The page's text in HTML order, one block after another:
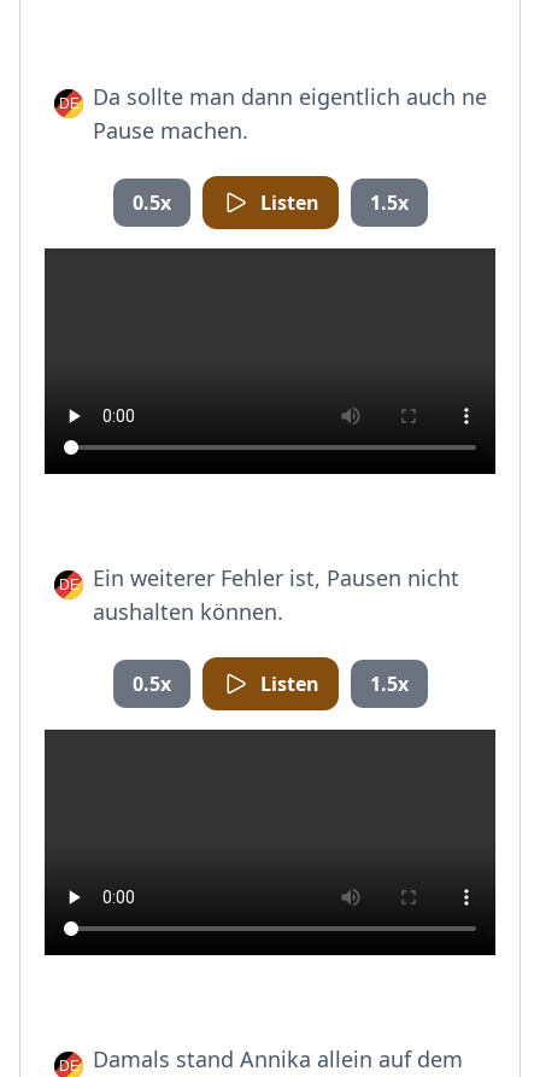
Da sollte man dann eigentlich auch ne
Pause machen.
0.5x Listen 1.5x
Ein weiterer Fehler ist, Pausen nicht
aushalten können.
0.5x Listen 1.5x
Damals stand Annika allein auf dem